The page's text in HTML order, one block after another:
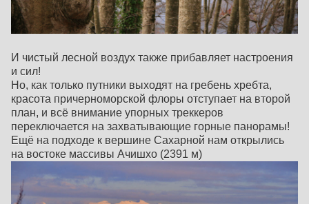
И чистый лесной воздух также прибавляет настроения
и сил!
Но, как только путники выходят на гребень хребта,
красота причерноморской флоры отступает на второй
план, и всё внимание упорных треккеров
переключается на захватывающие горные панорамы!
Ещё на подходе к вершине Сахарной нам открылись
на востоке массивы Ачишхо (2391 м)